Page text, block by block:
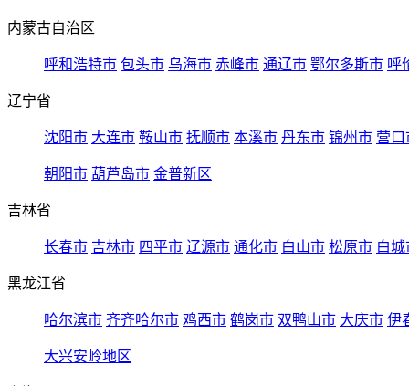
内蒙古自治区
呼和浩特市 包头市 乌海市 赤峰市 通辽市 鄂尔多斯市 呼
辽宁省
沈阳市 大连市 鞍山市 抚顺市 本溪市 丹东市 锦州市 营口
朝阳市 葫芦岛市 金普新区
吉林省
长春市 吉林市 四平市 辽源市 通化市 白山市 松原市 白城
黑龙江省
哈尔滨市 齐齐哈尔市 鸡西市 鹤岗市 双鸭山市 大庆市 伊
大兴安岭地区